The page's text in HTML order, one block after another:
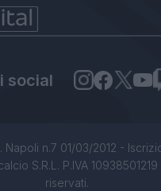
social
Napoli n.7 01/03/2012 -
S.R.L. P.IVA
riservati.